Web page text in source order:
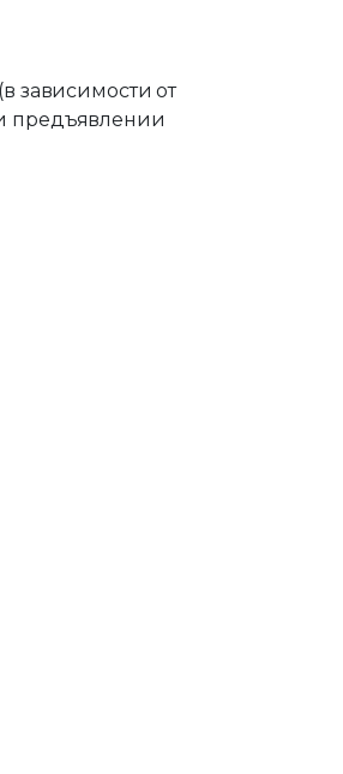
зависимости от
предъявлении